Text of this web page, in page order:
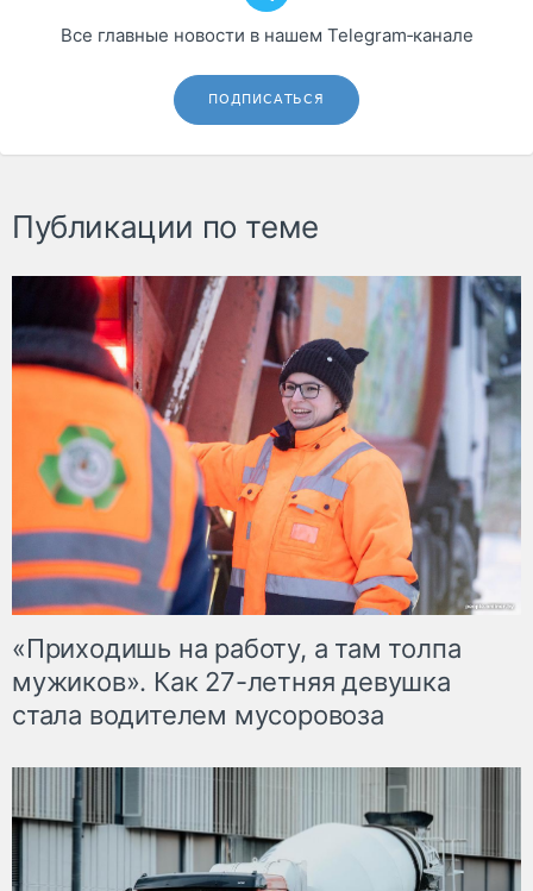
Все главные новости в нашем Telegram‑канале
ПОДПИСАТЬСЯ
Публикации по теме
«Приходишь на работу, а там толпа
мужиков». Как 27-летняя девушка
стала водителем мусоровоза